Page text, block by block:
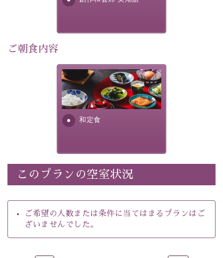
20：00 ほたる童謡公園到着（60分間の自由時間）
21：45 「ホテル紅や」到着
【ご予約前にご確認ください】
※本プランはバスの定員に限りがあるため、先着順での
ご案内となります。
※ご予約完了後でも、時間差により満席となる場合がご
ざいます。その際は当館よりご連絡申し上げます。
※催行人数に満たない場合は、催行を見合わせる場合が
ございます。その際は前日までにご連絡いたします。
※ほたる童謡公園では自由行動となります（ガイドは付
※ホタルの発生は自然条件に左右されるため、ご覧いた
だけない場合もございます。
-----------【安心への取り組み】----------
滞在いただけるよう
30項目以上からなる独自の衛生・消毒プログラムの基、
徹底した衛生管理を行っております。
ご朝食内容
和定食
さっぱりとした和食膳に使わ
れる食材は、諏訪の名産品を
ふんだんに取り入れ、安心・
安全を心掛けた長野県産...
このプランの空室状況
ご希望の人数または条件に当てはまるプランはご
ざいませんでした。